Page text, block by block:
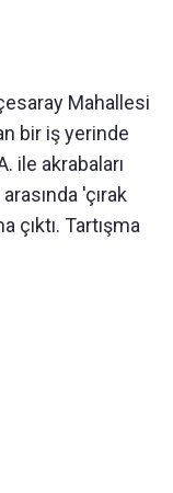
Mahallesi
bir iş yerinde
ile akrabaları
'çırak
Tartışma